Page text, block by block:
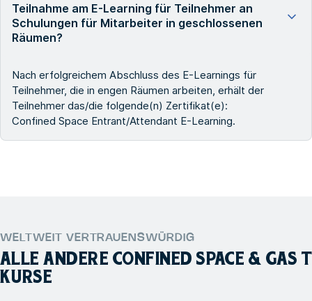
Teilnahme am E-Learning für Teilnehmer an
Schulungen für Mitarbeiter in geschlossenen
Räumen?
Nach erfolgreichem Abschluss des E-Learnings für
Teilnehmer, die in engen Räumen arbeiten, erhält der
Teilnehmer das/die folgende(n) Zertifikat(e):
Confined Space Entrant/Attendant E-Learning.
WELTWEIT VERTRAUENSWÜRDIG
ALLE ANDERE CONFINED SPACE & GAS
KURSE